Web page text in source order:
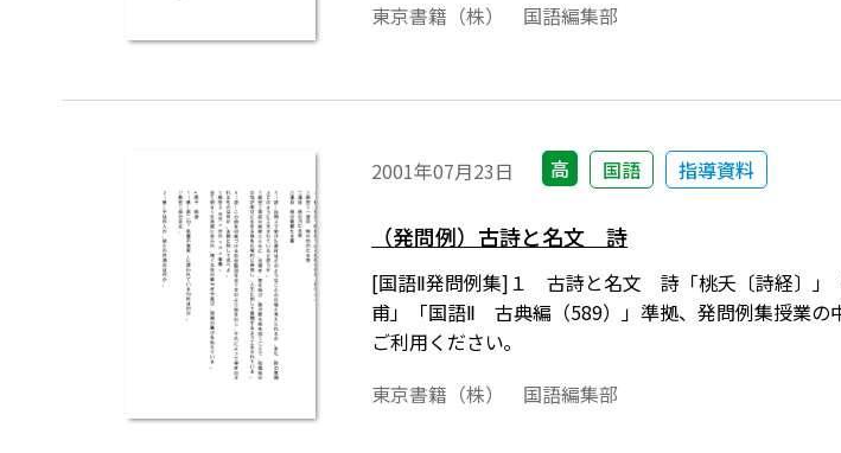
東京書籍（株） 国語編集部
2001年07月23日 高 国語 指導資料
（発問例）古詩と名文 詩
[国語Ⅱ発問例集]１ 古詩と名文 詩「桃夭〔詩経〕
甫」「国語Ⅱ 古典編（589）」準拠、発問例集授業の
ご利用ください｡
東京書籍（株） 国語編集部